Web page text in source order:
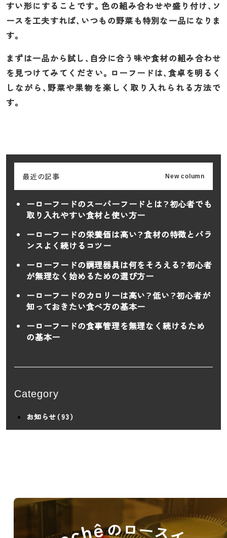
すい形にすることです。色の組み合わせや盛り付け、ソ
ースを工夫すれば、いつもの野菜も特別な一品になりま
す。
まずは一品から試し、自分に合う味や食材の組み合わせ
を見つけてみてください。ローフードは、食卓を明るく
しながら、野菜や果物を楽しく取り入れられる方法で
す。
最近の記事 New column
ーローフードのスーパーフードとは？初心者でも
取り入れやすい食材と使い方ー
ーローフードの栄養価は高い？食材の特徴とバラ
ンスよく続けるコツー
ーローフードの調理器具は何をそろえる？初心者
が無理なく始めるための選び方ー
ーローフードのカロリーは高い？低い？初心者が
知っておきたい食べ方の基本ー
ーローフードの食事管理を無理なく続けるため
の基本ー
Category
お知らせ（93）